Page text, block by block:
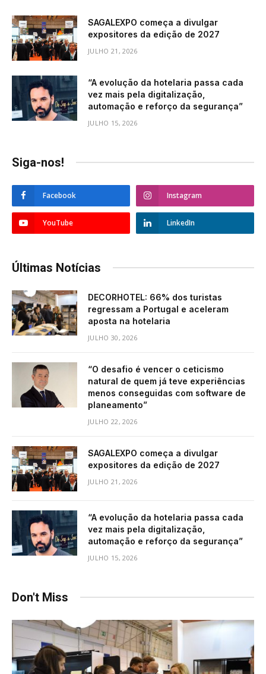
SAGALEXPO começa a divulgar
expositores da edição de 2027
JULHO 21, 2026
“A evolução da hotelaria passa cada
vez mais pela digitalização,
automação e reforço da segurança”
JULHO 15, 2026
Siga-nos!
Facebook Instagram
YouTube LinkedIn
Últimas Notícias
DECORHOTEL: 66% dos turistas
regressam a Portugal e aceleram
aposta na hotelaria
JULHO 30, 2026
“O desafio é vencer o ceticismo
natural de quem já teve experiências
menos conseguidas com software de
planeamento”
JULHO 22, 2026
SAGALEXPO começa a divulgar
expositores da edição de 2027
JULHO 21, 2026
“A evolução da hotelaria passa cada
vez mais pela digitalização,
automação e reforço da segurança”
JULHO 15, 2026
Don't Miss